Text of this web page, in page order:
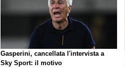
Gasperini, cancellata l'intervista a
Sky Sport: il motivo